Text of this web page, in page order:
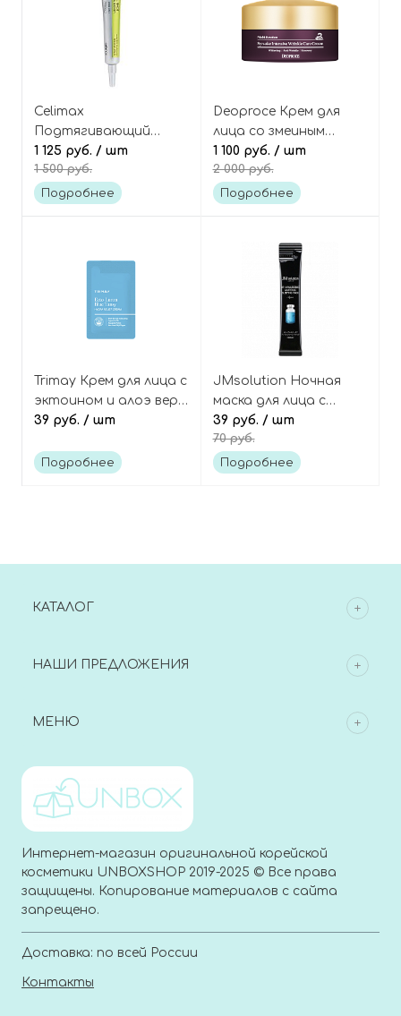
Celimax
Подтягивающий
бустер-крем с
ретиналем и
микроиглами
1 125 руб. / шт
1 500 руб.
Подробнее
Deoproce Крем для
лица со змеиным
пептидом
антивозрастной Syn-
ake intensive wrinkle
1 100 руб. / шт
2 000 руб.
Подробнее
Trimay Крем для лица с
эктоином и алоэ вера
интенсивное
Ecto-Luron Blue Tansy
39 руб. / шт
Подробнее
JMsolution Ночная
маска для лица с
гиалуроновой
кислотой (в саше) H9
Hyaluronic Ampoule
39 руб. / шт
70 руб.
Подробнее
КАТАЛОГ
НАШИ ПРЕДЛОЖЕНИЯ
МЕНЮ
Интернет-магазин оригинальной корейской
косметики UNBOXSHOP 2019-2025 © Все права
защищены. Копирование материалов с сайта
запрещено.
Доставка: по всей России
Контакты